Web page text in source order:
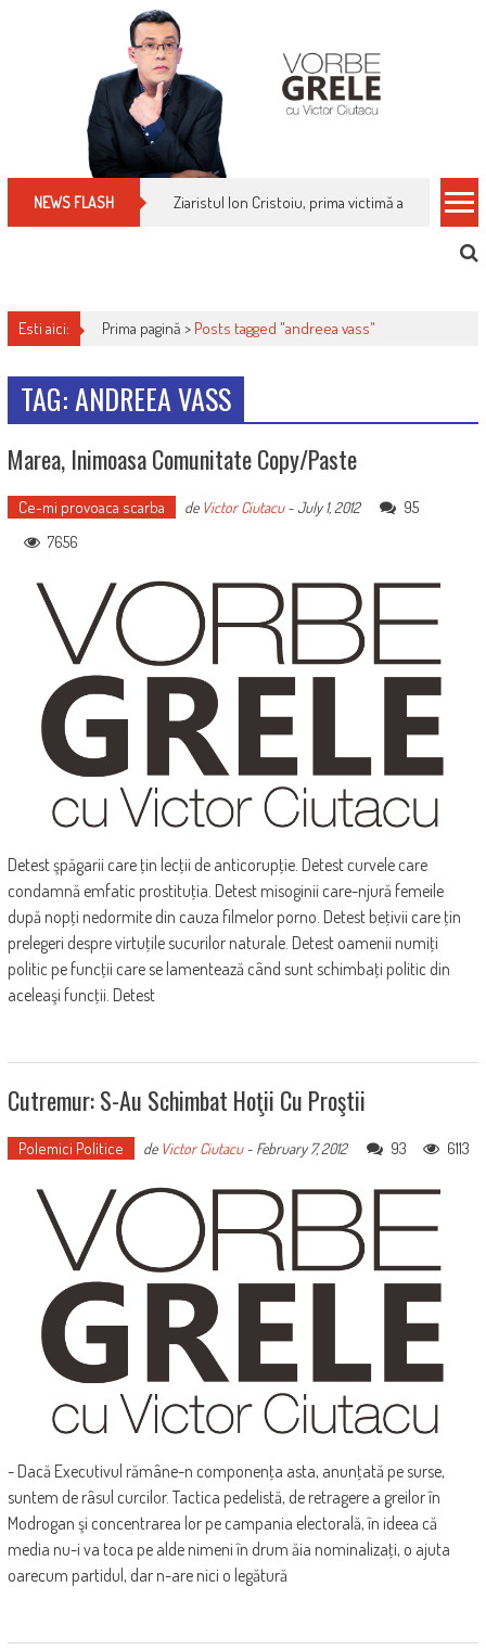
NEWS FLASH Ziaristul Ion Cristoiu, prima victimă a noi
Esti aici: Prima pagină > Posts tagged "andreea vass"
TAG: ANDREEA VASS
Marea, Inimoasa Comunitate Copy/paste
Ce-mi provoaca scarba de Victor Ciutacu-July 1, 2012
95
7656
Detest şpăgarii care ţin lecţii de anticorupţie. Detest curvele care
condamnă emfatic prostituţia. Detest misoginii care-njură femeile
după nopţi nedormite din cauza filmelor porno. Detest beţivii care ţin
prelegeri despre virtuţile sucurilor naturale. Detest oamenii numiţi
politic pe funcţii care se lamentează când sunt schimbaţi politic din
aceleaşi funcţii. Detest
Cutremur: S-Au Schimbat Hoţii Cu Proştii
Polemici Politice de Victor Ciutacu- February 7, 2012 93 6113
- Dacă Executivul rămâne-n componenţa asta, anunţată pe surse,
suntem de râsul curcilor. Tactica pedelistă, de retragere a greilor în
Modrogan şi concentrarea lor pe campania electorală, în ideea că
media nu-i va toca pe alde nimeni în drum ăia nominalizaţi, o ajuta
oarecum partidul, dar n-are nici o legătură